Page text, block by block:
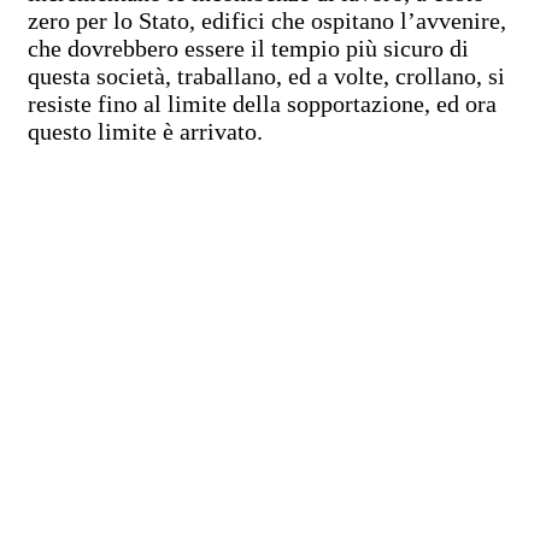
zero per lo Stato, edifici che ospitano l’avvenire,
che dovrebbero essere il tempio più sicuro di
questa società, traballano, ed a volte, crollano, si
resiste fino al limite della sopportazione, ed ora
questo limite è arrivato.